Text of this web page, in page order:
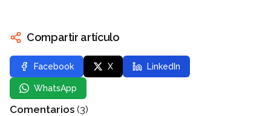
Compartir artículo
Facebook X LinkedIn
WhatsApp
Comentarios (3)